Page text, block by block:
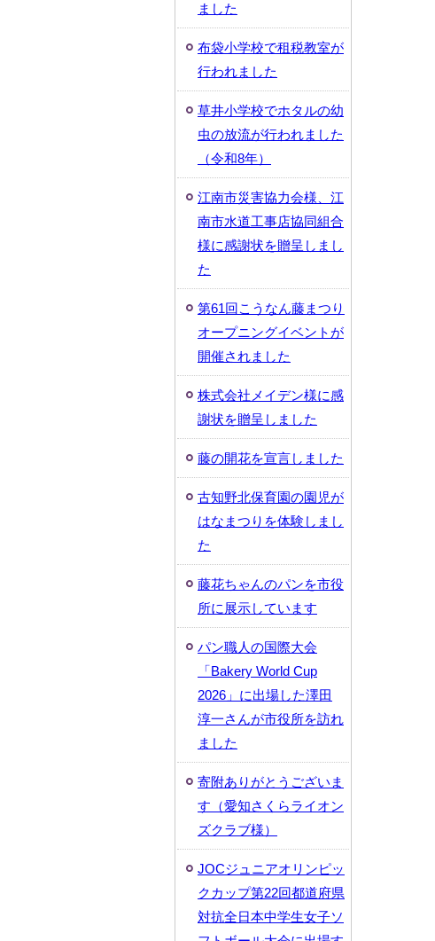
ました
布袋小学校で租税教室が
行われました
草井小学校でホタルの幼
虫の放流が行われました
（令和8年）
江南市災害協力会様、江
南市水道工事店協同組合
様に感謝状を贈呈しまし
た
第61回こうなん藤まつり
オープニングイベントが
開催されました
株式会社メイデン様に感
謝状を贈呈しました
藤の開花を宣言しました
古知野北保育園の園児が
はなまつりを体験しまし
た
藤花ちゃんのパンを市役
所に展示しています
パン職人の国際大会
「Bakery World Cup
2026」に出場した澤田
淳一さんが市役所を訪れ
ました
寄附ありがとうございま
す（愛知さくらライオン
ズクラブ様）
JOCジュニアオリンピッ
クカップ第22回都道府県
対抗全日本中学生女子ソ